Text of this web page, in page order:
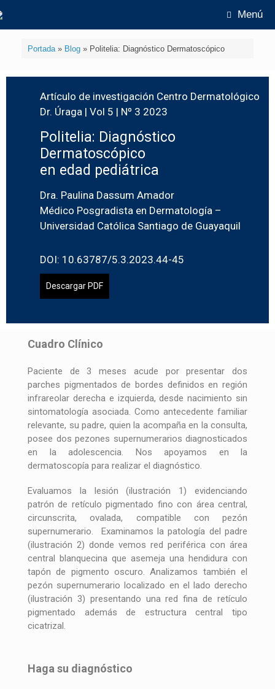
Menú
Portada» Blog» Politelia: Diagnóstico Dermatoscópico
Artículo de investigación Centro Dermatológico
Dr. Úraga | Vol 5 | Nº 3 2023
Politelia: Diagnóstico
Dermatoscópico
en edad pediátrica
Dra. Paulina Dassum Amador
Médico Posgradista en Dermatología –
Universidad Católica Santiago de Guayaquil
DOI: 10.63787/5.3.2023.44-45
Descargar PDF
Cuadro Clínico
Paciente de 3 meses acude por presentar dos
parches pigmentados de bordes definidos en región
infrareolar derecha e izquierda, desde nacimiento sin
sintomatología asociada. Como antecedente familiar
relevante, su padre, quien la acompaña en la consulta,
posee dos pezones supernumerarios diagnosticados
en la adolescencia. Nos apoyamos en la
dermatoscopía para realizar el diagnóstico.
Evaluamos la lesión (ilustración 1) evidenciando
patrón de retículo pigmentado fino con área central,
circunscrita, ovalada, compatible con pezón
supernumerario. Examinamos la patología del padre
(ilustración 2) donde vemos red periférica con área
central blanquecina que asemeja una hendidura con
tapón de pigmento oscuro. Analizamos también el
pezón supernumerario localizado en el lado derecho
(ilustración 3) presentando una red fina de retículo
pigmentado además de estructura central tipo
cicatrizal.
Haga su diagnóstico